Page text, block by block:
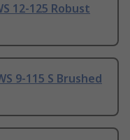
12-125 Robust
9-115 S Brushed